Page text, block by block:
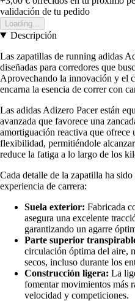
validación de tu pedido
Loading...
Descripción
Las zapatillas de running adidas
diseñadas para corredores que
Aprovechando la innovación y el
encarna la esencia de correr con
Las adidas Adizero Pacer están
avanzada que favorece una
amortiguación reactiva que ofrece
flexibilidad, permitiéndole
reduce la fatiga a lo largo de los
Cada detalle de la zapatilla ha
experiencia de carrera:
Suela exterior: Fabricada
asegura una excelente
garantizando un agarre
Parte superior
circulación óptima del aire,
secos, incluso durante los
Construcción ligera: La
fomentar movimientos más
velocidad y competiciones.